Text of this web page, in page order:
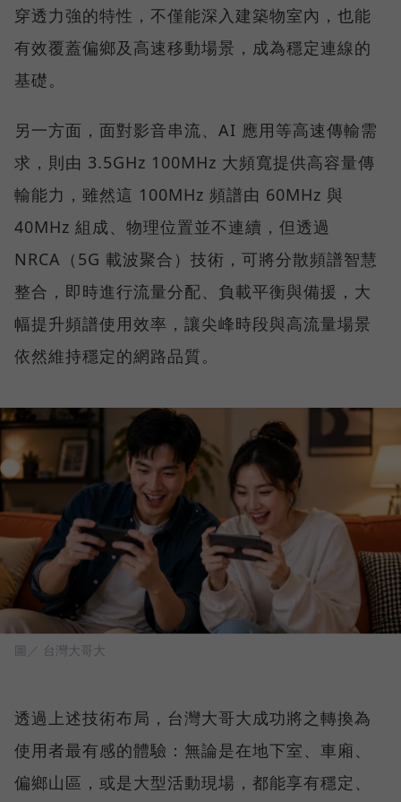
穿透力強的特性，不僅能深入建築物室內，也能
有效覆蓋偏鄉及高速移動場景，成為穩定連線的
基礎。
另一方面，面對影音串流、AI 應用等高速傳輸需
求，則由 3.5GHz 100MHz 大頻寬提供高容量傳
輸能力，雖然這 100MHz 頻譜由 60MHz 與
40MHz 組成、物理位置並不連續，但透過
NRCA（5G 載波聚合）技術，可將分散頻譜智慧
整合，即時進行流量分配、負載平衡與備援，大
幅提升頻譜使用效率，讓尖峰時段與高流量場景
依然維持穩定的網路品質。
圖／ 台灣大哥大
透過上述技術布局，台灣大哥大成功將之轉換為
使用者最有感的體驗：無論是在地下室、車廂、
偏鄉山區，或是大型活動現場，都能享有穩定、